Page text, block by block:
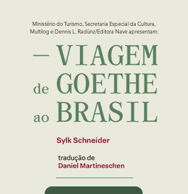
Ministério do Turismo, Secretaria Especial da Cultura,
Multilog e Dennis L. Radünz/Editora Nave apresentam: